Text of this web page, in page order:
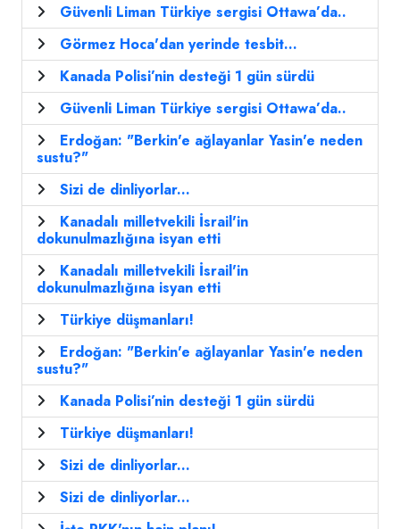
Güvenli Liman Türkiye sergisi Ottawa’da..
Görmez Hoca'dan yerinde tesbit...
Kanada Polisi’nin desteği 1 gün sürdü
Güvenli Liman Türkiye sergisi Ottawa’da..
Erdoğan: "Berkin'e ağlayanlar Yasin'e neden
sustu?"
Sizi de dinliyorlar...
Kanadalı milletvekili İsrail'in
dokunulmazlığına isyan etti
Kanadalı milletvekili İsrail'in
dokunulmazlığına isyan etti
Türkiye düşmanları!
Erdoğan: "Berkin'e ağlayanlar Yasin'e neden
sustu?"
Kanada Polisi’nin desteği 1 gün sürdü
Türkiye düşmanları!
Sizi de dinliyorlar...
Sizi de dinliyorlar...